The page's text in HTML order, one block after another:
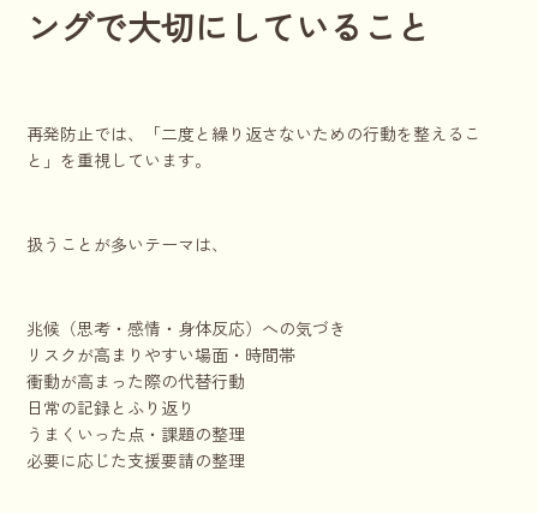
ングで大切にしていること
再発防止では、「二度と繰り返さないための行動を整えるこ
と」を重視しています。
扱うことが多いテーマは、
兆候（思考・感情・身体反応）への気づき
リスクが高まりやすい場面・時間帯
衝動が高まった際の代替行動
日常の記録とふり返り
うまくいった点・課題の整理
必要に応じた支援要請の整理